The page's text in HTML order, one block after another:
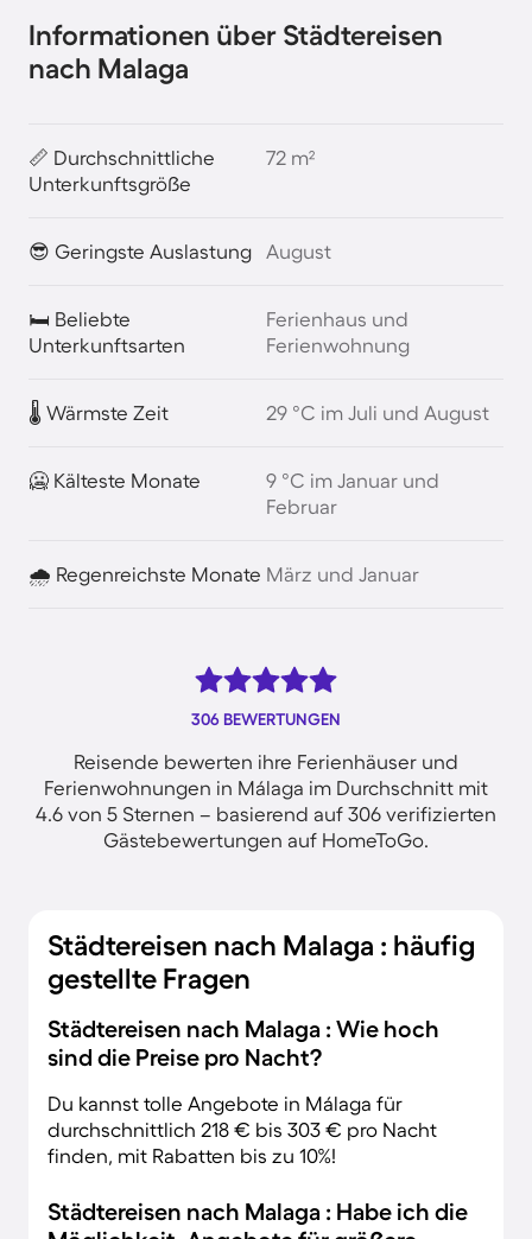
Informationen über Städtereisen
nach Malaga
📏 Durchschnittliche
Unterkunftsgröße
72 m²
😎 Geringste Auslastung August
🛏️ Beliebte
Unterkunftsarten
Ferienhaus und
Ferienwohnung
🌡️ Wärmste Zeit 29 °C im Juli und August
🥶 Kälteste Monate
9 °C im Januar und
Februar
🌧️ Regenreichste Monate März und Januar
306 BEWERTUNGEN
Reisende bewerten ihre Ferienhäuser und
Ferienwohnungen in Málaga im Durchschnitt mit
4.6 von 5 Sternen – basierend auf 306 verifizierten
Gästebewertungen auf HomeToGo.
Städtereisen nach Malaga : häufig
gestellte Fragen
Städtereisen nach Malaga : Wie hoch
sind die Preise pro Nacht?
Du kannst tolle Angebote in Málaga für
durchschnittlich 218 € bis 303 € pro Nacht
finden, mit Rabatten bis zu 10%!
Städtereisen nach Malaga : Habe ich die